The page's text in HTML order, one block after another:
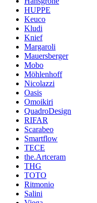
HUPPE
Keuco
Kludi
Knief
Margaroli
Mauersberger
Mobo
Möhlenhoff
Nicolazzi
Oasis
Omoikiri
QuadroDesign
RIFAR
Scarabeo
Smartflow
TECE
the.Artceram
THG
TOTO
Ritmonio
Salini